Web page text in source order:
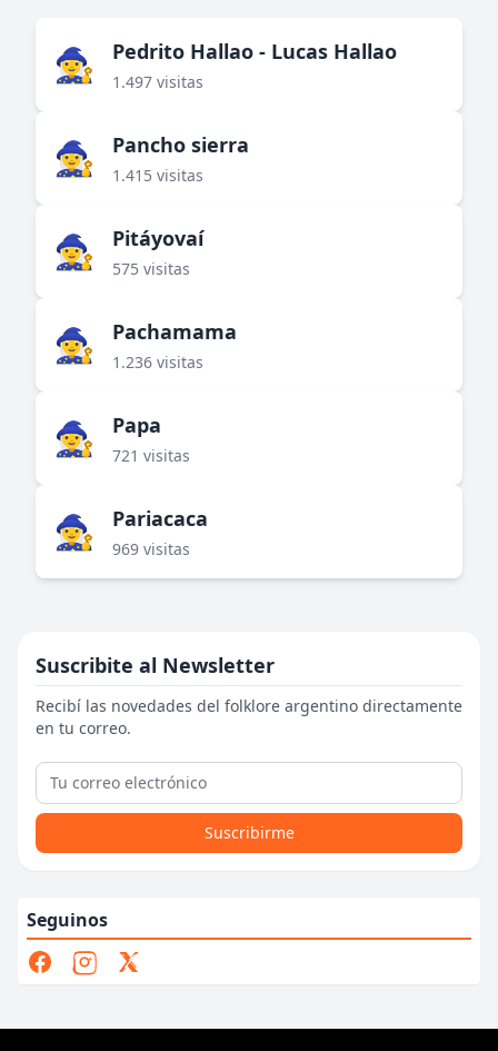
🧙‍♀️ Pedrito Hallao - Lucas Hallao
1.497 visitas
🧙‍♀️ Pancho sierra
1.415 visitas
🧙‍♀️ Pitáyovaí
575 visitas
🧙‍♀️ Pachamama
1.236 visitas
🧙‍♀️ Papa
721 visitas
🧙‍♀️ Pariacaca
969 visitas
Suscribite al Newsletter
Recibí las novedades del folklore argentino directamente
en tu correo.
Suscribirme
Seguinos